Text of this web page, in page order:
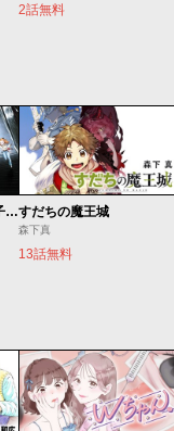
2話無料
ベオグラードメトロの子供たちすだちの魔王城
森下真
13話無料